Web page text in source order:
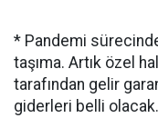
* Pandemi
taşıma. Artık özel
tarafından gelir
giderleri belli